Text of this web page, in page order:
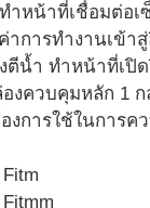
ำหน้าที่เชื่อมต่อ
การทำงานเข้า
ตีน้ำ ทำหน้าที่เปิ
งควบคุมหลัก 1 ก
การใช้ในการค